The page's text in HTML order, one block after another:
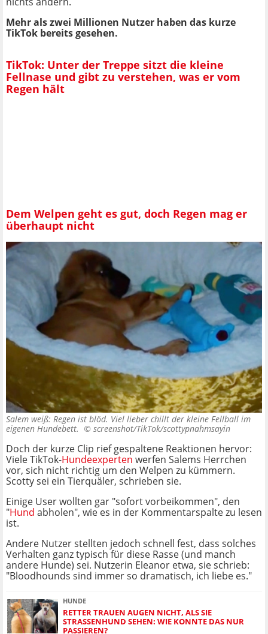
Mehr als zwei Millionen Nutzer haben das kurze
TikTok bereits gesehen.
TikTok: Unter der Treppe sitzt die kleine
Fellnase und gibt zu verstehen, was er vom
Regen hält
Dem Welpen geht es gut, doch Regen mag er
überhaupt nicht
Salem weiß: Regen ist blöd. Viel lieber chillt der kleine Fellball im
eigenen Hundebett. © screenshot/TikTok/scottypnahmsayin
Doch der kurze Clip rief gespaltene Reaktionen hervor:
Viele TikTok-Hundeexperten werfen Salems Herrchen
vor, sich nicht richtig um den Welpen zu kümmern.
Scotty sei ein Tierquäler, schrieben sie.
Einige User wollten gar "sofort vorbeikommen", den
"Hund abholen", wie es in der Kommentarspalte zu lesen
ist.
Andere Nutzer stellten jedoch schnell fest, dass solches
Verhalten ganz typisch für diese Rasse (und manch
andere Hunde) sei. Nutzerin Eleanor etwa, sie schrieb:
"Bloodhounds sind immer so dramatisch, ich liebe es."
HUNDE
RETTER TRAUEN AUGEN NICHT, ALS SIE
STRASSENHUND SEHEN: WIE KONNTE DAS NUR P
ASSIEREN?